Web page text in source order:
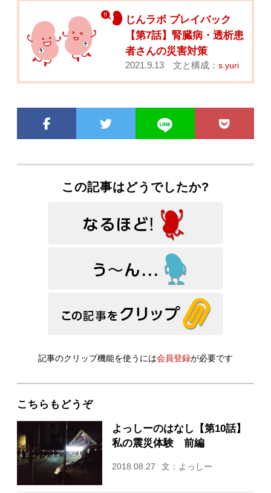
じんラボ プレイバック
【第7話】腎臓病・透析患
者さんの災害対策
2021.9.13 文と構成：s.yuri
この記事はどうでしたか?
記事のクリップ機能を使うには会員登録が必要です
こちらもどうぞ
よっしーのはなし【第10話】
私の震災体験 前編
2018.08.27 文：よっしー